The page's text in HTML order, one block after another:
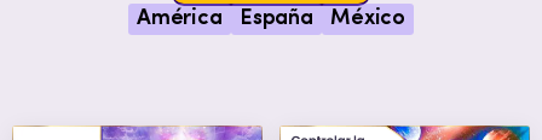
América España México